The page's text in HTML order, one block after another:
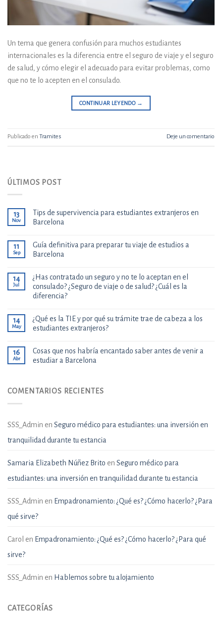
Un tema que genera confusión para muchos estudiantes
internacionales es la diferencia entre el seguro de viaje y el seguro
de salud, y cómo elegir el adecuado para evitar problemas, como
que no te lo acepten en el consulado.
CONTINUAR LEYENDO →
Publicado en Tramites Deje un comentario
ÚLTIMOS POST
13
Nov
Tips de supervivencia para estudiantes extranjeros en
Barcelona
11
Sep
Guía definitiva para preparar tu viaje de estudios a
Barcelona
14
Jul
¿Has contratado un seguro y no te lo aceptan en el
consulado? ¿Seguro de viaje o de salud? ¿Cuál es la
diferencia?
14
May
¿Qué es la TIE y por qué su trámite trae de cabeza a los
estudiantes extranjeros?
16
Abr
Cosas que nos habría encantado saber antes de venir a
estudiar a Barcelona
COMENTARIOS RECIENTES
SSS_Admin en Seguro médico para estudiantes: una inversión en
tranquilidad durante tu estancia
Samaria Elizabeth Núñez Brito en Seguro médico para
estudiantes: una inversión en tranquilidad durante tu estancia
SSS_Admin en Empadronamiento: ¿Qué es? ¿Cómo hacerlo? ¿Para
qué sirve?
Carol en Empadronamiento: ¿Qué es? ¿Cómo hacerlo? ¿Para qué
sirve?
SSS_Admin en Hablemos sobre tu alojamiento
CATEGORÍAS